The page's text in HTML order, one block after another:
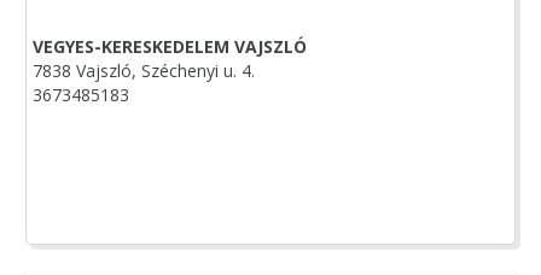
VEGYES-KERESKEDELEM VAJSZLÓ
7838 Vajszló, Széchenyi u. 4.
3673485183